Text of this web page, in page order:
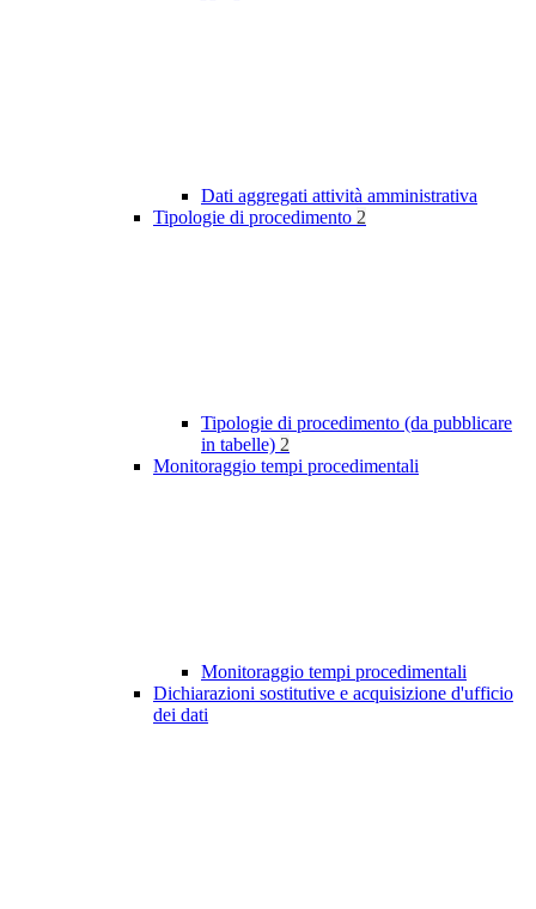
Dati aggregati attività amministrativa
Tipologie di procedimento 2
Tipologie di procedimento (da pubblicare
in tabelle) 2
Monitoraggio tempi procedimentali
Monitoraggio tempi procedimentali
Dichiarazioni sostitutive e acquisizione d'ufficio
dei dati